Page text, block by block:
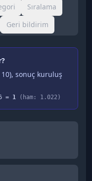
Sıralama
Geri bildirim
10), sonuç kuruluş
= 1 (ham: 1.022)